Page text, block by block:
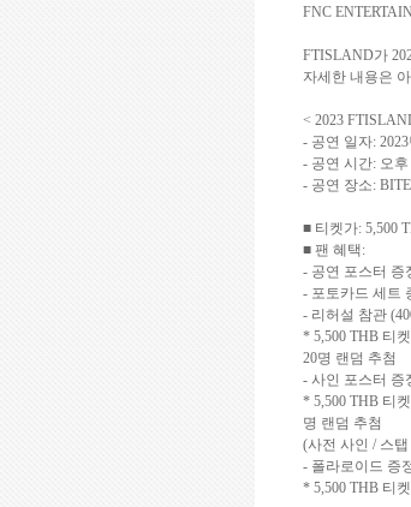
FNC
FTISLAND가
자세한 내용은
< 2023
- 공연 일자: 2023
- 공연 시간: 오후
- 공연 장소:
■ 티켓가: 5,500
■ 팬 혜택 :
- 공연 포스터 증
- 포토카드 세트
- 리허설 참관
* 5,500 THB 티
20명 랜덤 추첨
- 사인 포스터 증
* 5,500 THB 티
명 랜덤 추첨
(사전 사인 / 스
- 폴라로이드 증
* 5,500 THB 티